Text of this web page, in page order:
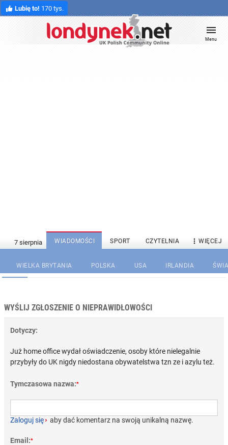
Lubię to! 170 tys.
Menu
WIADOMOŚCI SPORT CZYTELNIA  WIĘCEJ
WIELKA BRYTANIA POLSKA USA IRLANDIA
WYŚLIJ ZGŁOSZENIE O NIEPRAWIDŁOWOŚCI
Dotyczy:
Już home office wydał oświadczenie, osoby które nielegalnie
przybyły do UK nigdy niedostana obywatelstwa tzn ze i azylu też.
Tymczasowa nazwa:*
Zaloguj się› aby dać komentarz na swoją unikalną nazwę.
Email:*